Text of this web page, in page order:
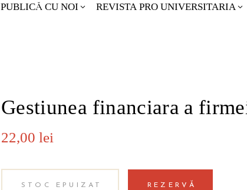
PUBLICĂ CU NOI REVISTA PRO UNIVERSITARIA
Gestiunea financiara a
22,00 lei
STOC EPUIZAT REZERVĂ